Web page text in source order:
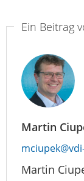
Ein Beitrag
Martin
Martin